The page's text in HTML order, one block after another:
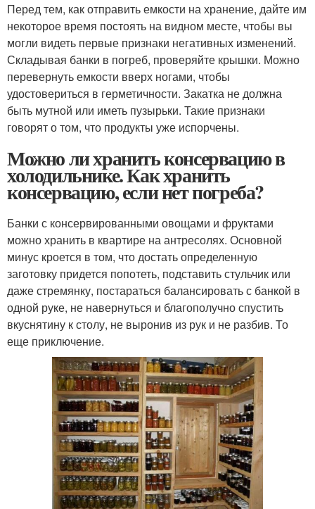
Перед тем, как отправить емкости на хранение, дайте им
некоторое время постоять на видном месте, чтобы вы
могли видеть первые признаки негативных изменений.
Складывая банки в погреб, проверяйте крышки. Можно
перевернуть емкости вверх ногами, чтобы
удостовериться в герметичности. Закатка не должна
быть мутной или иметь пузырьки. Такие признаки
говорят о том, что продукты уже испорчены.
Можно ли хранить консервацию в
холодильнике. Как хранить
консервацию, если нет погреба?
Банки с консервированными овощами и фруктами
можно хранить в квартире на антресолях. Основной
минус кроется в том, что достать определенную
заготовку придется попотеть, подставить стульчик или
даже стремянку, постараться балансировать с банкой в
одной руке, не навернуться и благополучно спустить
вкуснятину к столу, не выронив из рук и не разбив. То
еще приключение.